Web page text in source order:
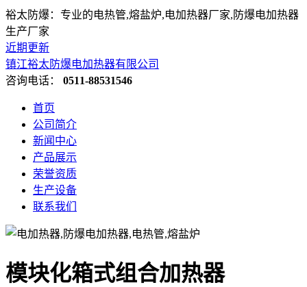
裕太防爆：专业的电热管,熔盐炉,电加热器厂家,防爆电加热器
生产厂家
近期更新
镇江裕太防爆电加热器有限公司
咨询电话： 0511-88531546
首页
公司简介
新闻中心
产品展示
荣誉资质
生产设备
联系我们
模块化箱式组合加热器